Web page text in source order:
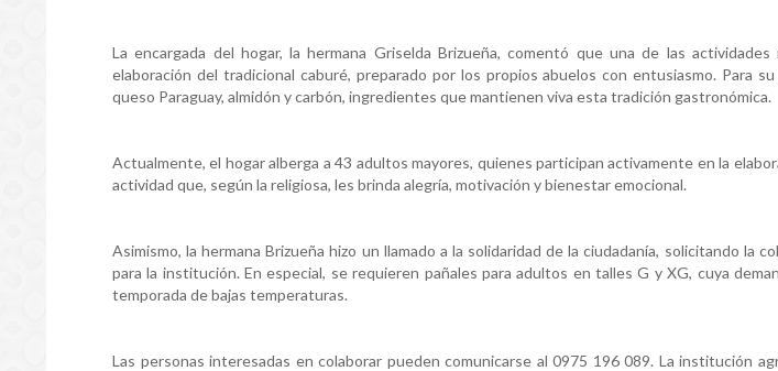
La encargada del hogar, la hermana Griselda Brizueña, comentó que una de las actividades
elaboración del tradicional caburé, preparado por los propios abuelos con entusiasmo. Para
queso Paraguay, almidón y carbón, ingredientes que mantienen viva esta tradición gastronómica.
Actualmente, el hogar alberga a 43 adultos mayores, quienes participan activamente en la
actividad que, según la religiosa, les brinda alegría, motivación y bienestar emocional.
Asimismo, la hermana Brizueña hizo un llamado a la solidaridad de la ciudadanía, solicitando la
para la institución. En especial, se requieren pañales para adultos en talles G y XG, cuya
temporada de bajas temperaturas.
Las personas interesadas en colaborar pueden comunicarse al 0975 196 089. La institución